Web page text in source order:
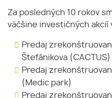
Za posledných 10 rokov
väčšine investičných akcií
Predaj
Štefánikova (CACTUS)
Predaj
(Medic park)
Predaj